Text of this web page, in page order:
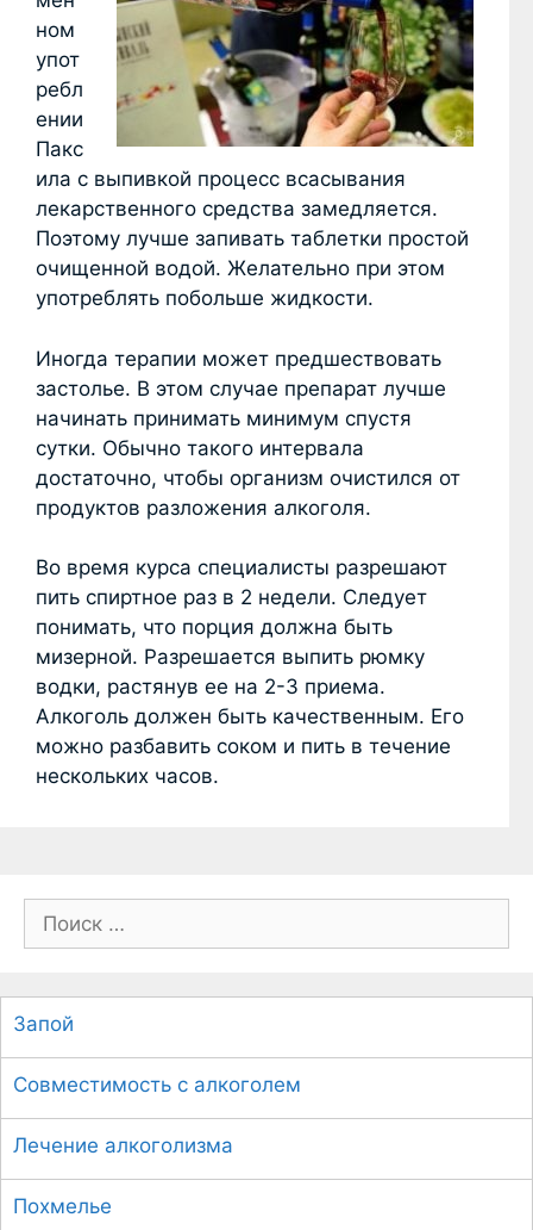
ном
упот
ребл
ении
Пакс
ила с выпивкой процесс всасывания
лекарственного средства замедляется.
Поэтому лучше запивать таблетки простой
очищенной водой. Желательно при этом
употреблять побольше жидкости.
Иногда терапии может предшествовать
застолье. В этом случае препарат лучше
начинать принимать минимум спустя
сутки. Обычно такого интервала
достаточно, чтобы организм очистился от
продуктов разложения алкоголя.
Во время курса специалисты разрешают
пить спиртное раз в 2 недели. Следует
понимать, что порция должна быть
мизерной. Разрешается выпить рюмку
водки, растянув ее на 2-3 приема.
Алкоголь должен быть качественным. Его
можно разбавить соком и пить в течение
нескольких часов.
о
с
к
:
Запой
Совместимость с алкоголем
Лечение алкоголизма
Похмелье